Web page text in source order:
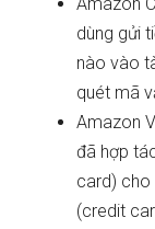
dùng gửi
nào vào
quét mã
Amazon
đã hợp
card) cho
(credit